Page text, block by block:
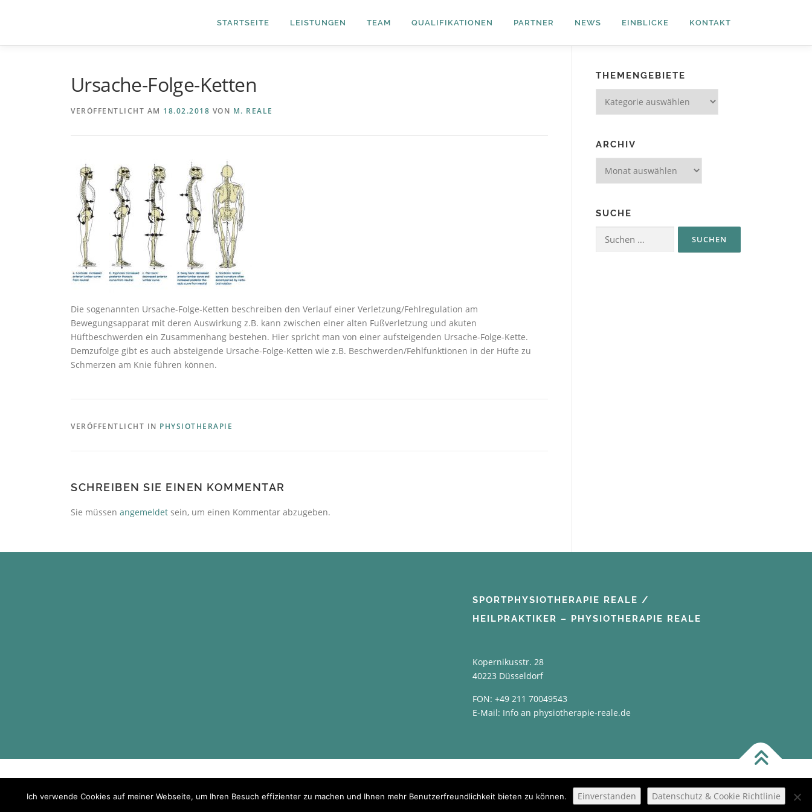
STARTSEITE LEISTUNGEN TEAM QUALIFIKATIONEN PARTNER NEWS EINBLICKE KONTAKT
Ursache-Folge-Ketten
VERÖFFENTLICHT AM 18.02.2018 VON M. REALE
Die sogenannten Ursache-Folge-Ketten beschreiben den Verlauf einer Verletzung/Fehlregulation am
Bewegungsapparat mit deren Auswirkung z.B. kann zwischen einer alten Fußverletzung und akuten
Hüftbeschwerden ein Zusammenhang bestehen. Hier spricht man von einer aufsteigenden Ursache-Folge-Kette.
Demzufolge gibt es auch absteigende Ursache-Folge-Ketten wie z.B. Beschwerden/Fehlfunktionen in der Hüfte zu
Schmerzen am Knie führen können.
VERÖFFENTLICHT IN PHYSIOTHERAPIE
SCHREIBEN SIE EINEN KOMMENTAR
Sie müssen angemeldet sein, um einen Kommentar abzugeben.
THEMENGEBIETE
ARCHIV
SUCHE
Suchen
nach:
SPORTPHYSIOTHERAPIE REALE /
HEILPRAKTIKER – PHYSIOTHERAPIE REALE
Kopernikusstr. 28
40223 Düsseldorf
FON: +49 211 70049543
E-Mail: Info an physiotherapie-reale.de
Ich verwende Cookies auf meiner Webseite, um Ihren Besuch effizienter zu machen und Ihnen mehr Benutzerfreundlichkeit bieten zu können. Einverstanden Datenschutz & Cookie Richtlinie